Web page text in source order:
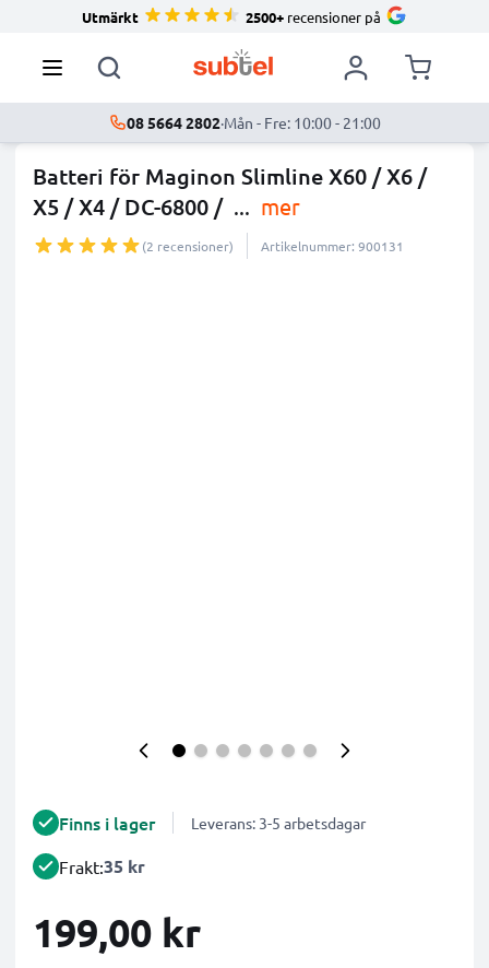
Utmärkt 2500+ recensioner på
08 5664 2802·Mån - Fre: 10:00 - 21:00
Batteri för Maginon Slimline X60 / X6 /
X5 / X4 / DC-6800 / ... mer
(2 recensioner) Artikelnummer: 900131
Finns i lager Leverans: 3-5 arbetsdagar
Frakt:35 kr
199,00 kr